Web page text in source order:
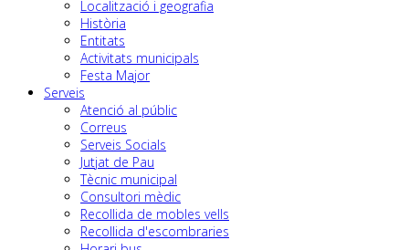
Localització i geografia
Història
Entitats
Activitats municipals
Festa Major
Serveis
Atenció al públic
Correus
Serveis Socials
Jutjat de Pau
Tècnic municipal
Consultori mèdic
Recollida de mobles vells
Recollida d'escombraries